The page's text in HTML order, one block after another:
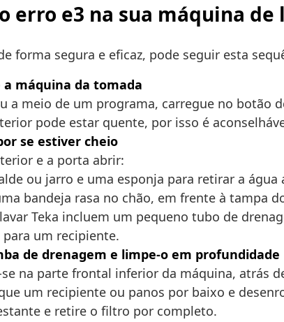
erro e3 na sua máquina de
forma segura e eficaz, pode seguir esta
a máquina da tomada
a meio de um programa, carregue no botão
pode estar quente, por isso é
se estiver cheio
e a porta abrir:
ou jarro e uma esponja para retirar a água
bandeja rasa no chão, em frente à tampa
Teka incluem um pequeno tubo de
um recipiente.
de drenagem e limpe-o em profundidade
na parte frontal inferior da máquina, atrás
um recipiente ou panos por baixo e
e retire o filtro por completo.